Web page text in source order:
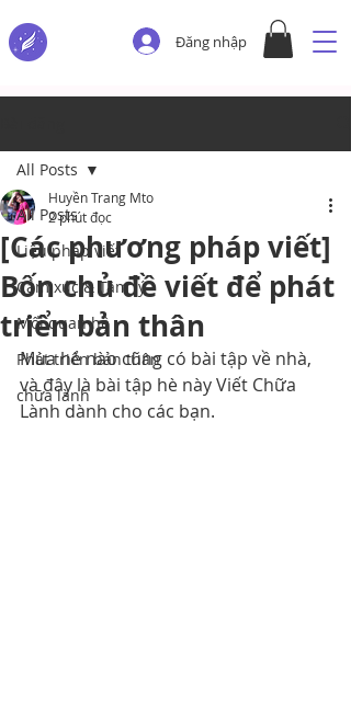
Đăng nhập
All Posts
Liệu pháp viết
Cảm xúc & Tâm lý
Mối quan hệ
Phát triển bản thân
chữa lành
All Posts
[Các phương pháp viết]
Bốn chủ đề viết để phát
triển bản thân
Huyền Trang Mto
2 phút đọc
Mùa hè nào cũng có bài tập về nhà,
và đây là bài tập hè này Viết Chữa
Lành dành cho các bạn.